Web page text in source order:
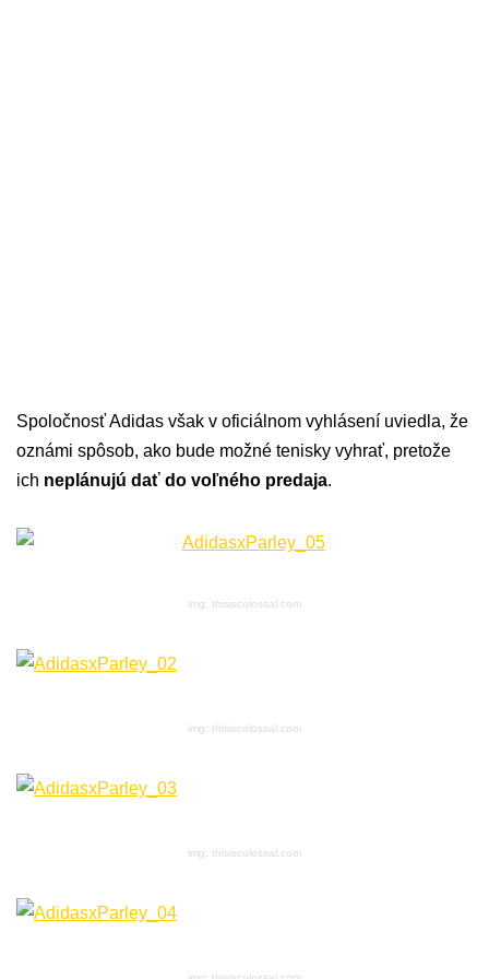
Spoločnosť Adidas však v oficiálnom vyhlásení uviedla, že
oznámi spôsob, ako bude možné tenisky vyhrať, pretože
ich neplánujú dať do voľného predaja.
img: thisiscolossal.com
img: thisiscolossal.com
img: thisiscolossal.com